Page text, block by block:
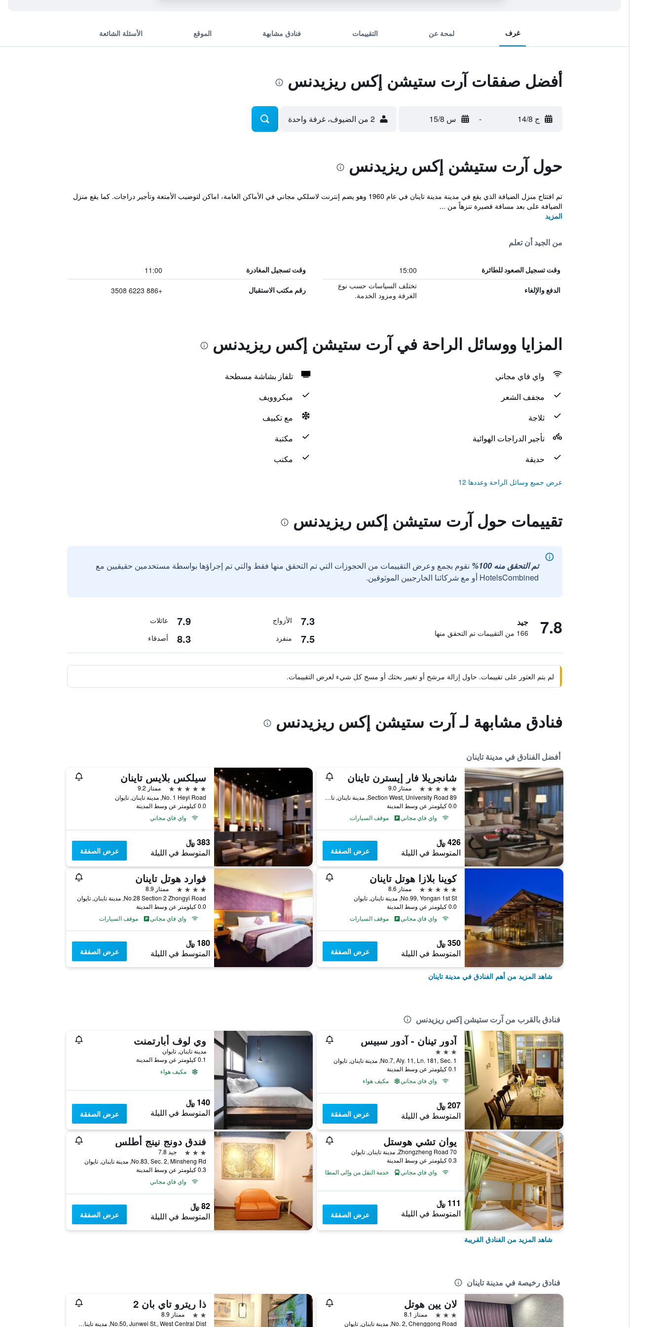
غرف لمحة عن التقييمات فنادق مشابهة الموقع الأسئلة الشائعة
أفضل صفقات آرت ستيشن إكس ريزيدنس
ج 14/8 - س 15/8 2 من الضيوف، غرفة واحدة
حول آرت ستيشن إكس ريزيدنس
تم افتتاح منزل الضيافة الذي يقع في مدينة مدينة تاينان في عام 1960 وهو يضم إنترنت لاسلكي مجاني في الأماكن العامة، اماكن لتوضيب الأمتعة وتأجير دراجات. كما يقع منزل
الضيافة على بعد مسافة قصيرة تنزهاً من ...
المزيد
من الجيد أن تعلم
وقت تسجيل الصعود للطائرة 15:00 وقت تسجيل المغادرة 11:00
الدفع والإلغاء
تختلف السياسات حسب نوع
الغرفة ومزود الخدمة.
رقم مكتب الاستقبال +886 6223 3508
المزايا ووسائل الراحة في آرت ستيشن إكس ريزيدنس
واي فاي مجاني
تلفاز بشاشة مسطحة
مجفف الشعر
ميكروويف
ثلاجة
مع تكييف
تأجير الدراجات الهوائية
مكتبة
حديقة
مكتب
عرض جميع وسائل الراحة وعددها 12
تقييمات حول آرت ستيشن إكس ريزيدنس
تم التحقق منه 100%
نقوم بجمع وعرض التقييمات من الحجوزات التي تم التحقق منها فقط والتي تم إجراؤها بواسطة مستخدمين حقيقيين مع
HotelsCombined أو مع شركائنا الخارجيين الموثوقين.
7.8 جيد
166 من التقييمات تم التحقق منها
7.3 الأزواج 7.9 عائلات
7.5 منفرد 8.3 أصدقاء
لم يتم العثور على تقييمات. حاول إزالة مرشح أو تغيير بحثك أو مسح كل شيء لعرض التقييمات.
فنادق مشابهة لـ آرت ستيشن إكس ريزيدنس
أفضل الفنادق في مدينة تاينان
شانجريلا فار إيسترن تاينان
5 نجوم
ممتاز 9.0
89 Section West, University Road, مدينة تاينان, تايوان
0.0 كيلومتر عن وسط المدينة
واي فاي مجاني
موقف السيارات
426 ﷼
المتوسط في الليلة عرض الصفقة
سيلكس بلايس تاينان
5 نجوم
ممتاز 9.2
No. 1 Heyi Road, مدينة تاينان, تايوان
0.0 كيلومتر عن وسط المدينة
واي فاي مجاني
383 ﷼
المتوسط في الليلة عرض الصفقة
كوينا بلازا هوتل تاينان
5 نجوم
ممتاز 8.6
No.99, Yongan 1st St, مدينة تاينان, تايوان
0.0 كيلومتر عن وسط المدينة
واي فاي مجاني
موقف السيارات
350 ﷼
المتوسط في الليلة عرض الصفقة
فوارد هوتل تاينان
4 نجوم
ممتاز 8.9
No.28 Section 2 Zhongyi Road, مدينة تاينان, تايوان
0.0 كيلومتر عن وسط المدينة
واي فاي مجاني
موقف السيارات
180 ﷼
المتوسط في الليلة عرض الصفقة
شاهد المزيد من أهم الفنادق في مدينة تاينان
فنادق بالقرب من آرت ستيشن إكس ريزيدنس
آدور تينان - آدور سبيس
3 نجوم
No.7, Aly. 11, Ln. 181, Sec. 1, مدينة تاينان, تايوان
0.1 كيلومتر عن وسط المدينة
واي فاي مجاني
مكيف هواء
207 ﷼
المتوسط في الليلة عرض الصفقة
وي لوف أبارتمنت
مدينة تاينان, تايوان
0.1 كيلومتر عن وسط المدينة
مكيف هواء
140 ﷼
المتوسط في الليلة عرض الصفقة
يوان تشي هوستل
70 Zhongzheng Road, مدينة تاينان, تايوان
0.3 كيلومتر عن وسط المدينة
واي فاي مجاني
خدمة النقل من وإلى المطار
111 ﷼
المتوسط في الليلة عرض الصفقة
فندق دونج نينج أطلس
3 نجوم
جيد 7.8
No.83, Sec. 2, Minsheng Rd, مدينة تاينان, تايوان
0.3 كيلومتر عن وسط المدينة
واي فاي مجاني
82 ﷼
المتوسط في الليلة عرض الصفقة
شاهد المزيد من الفنادق القريبة
فنادق رخيصة في مدينة تاينان
لان يين هوتل
3 نجوم
ممتاز 8.1
No. 2, Chenggong Road, مدينة تاينان, تايوان
ذا ريترو تاي بان 2
2 نجمتين
ممتاز 8.9
No.50, Junwei St., West Central Dist, مدينة تاينان, تايوان